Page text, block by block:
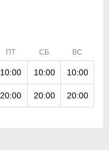
ПТ СБ ВС
10:00 10:00 10:00
20:00 20:00 20:00